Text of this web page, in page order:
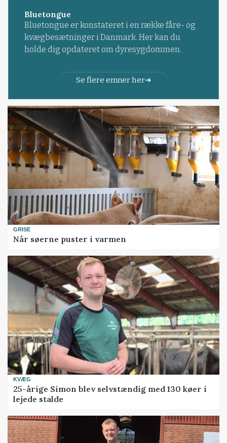
Bluetongue
Bluetongue er konstateret i en række fåre- og
kvægbesætninger i Danmark. Her kan du
holde dig opdateret om dyresygdommen.
Se flere emner her
GRISE
Når søerne puster i varmen
KVÆG
25-årige Simon blev selvstændig med 130 køer i
lejede stalde